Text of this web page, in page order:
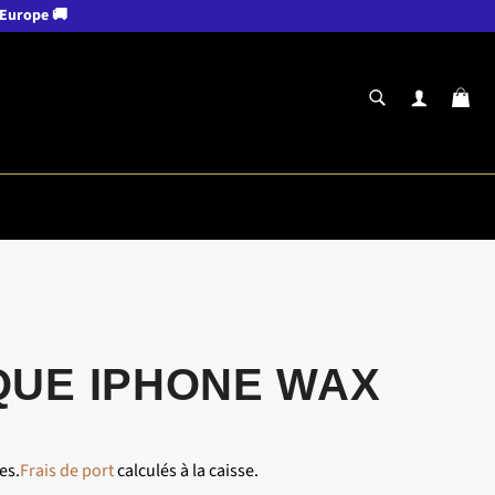
🚚
RECHERCHE
Recherche
IPHONE WAX
Frais de portcalculés à la caisse.